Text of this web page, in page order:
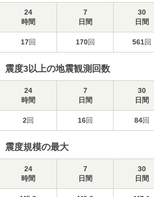
24
時間
7
日間
30
日間
17回 170回 561回
震度3以上の地震観測回数
24
時間
7
日間
30
日間
2回 16回 84回
震度規模の最大
24
時間
7
日間
30
日間